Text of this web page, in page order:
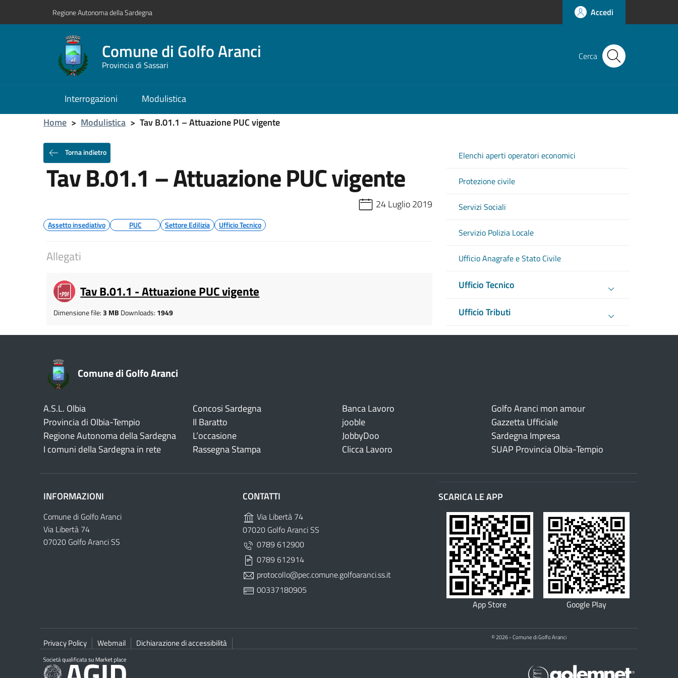
Regione Autonoma della Sardegna Accedi
Comune di Golfo Aranci
Provincia di Sassari
Cerca
Interrogazioni
Modulistica
Home > Modulistica > Tav B.01.1 – Attuazione PUC vigente
Torna indietro
Tav B.01.1 – Attuazione PUC vigente
24 Luglio 2019
Assetto insediativo PUC Settore Edilizia Ufficio Tecnico
Allegati
Tav B.01.1 - Attuazione PUC vigente
Dimensione file:3 MB Downloads: 1949
Elenchi aperti operatori economici
Protezione civile
Servizi Sociali
Servizio Polizia Locale
Ufficio Anagrafe e Stato Civile
Ufficio Tecnico
Ufficio Tributi
Comune di Golfo Aranci
A.S.L. Olbia
Provincia di Olbia-Tempio
Regione Autonoma della Sardegna
I comuni della Sardegna in rete
Concosi Sardegna
Il Baratto
L’occasione
Rassegna Stampa
Banca Lavoro
jooble
JobbyDoo
Clicca Lavoro
Golfo Aranci mon amour
Gazzetta Ufficiale
Sardegna Impresa
SUAP Provincia Olbia-Tempio
INFORMAZIONI
Comune di Golfo Aranci
Via Libertà 74
07020 Golfo Aranci SS
CONTATTI
Via Libertà 74
07020 Golfo Aranci SS
0789 612900
0789 612914
protocollo@pec.comune.golfoaranci.ss.it
00337180905
SCARICA LE APP
App Store Google Play
Privacy Policy Webmail Dichiarazione di accessibilità
© 2026 - Comune di Golfo Aranci